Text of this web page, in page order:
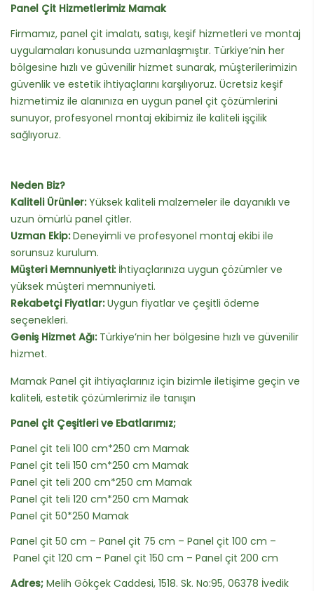
Panel Çit Hizmetlerimiz Mamak
Firmamız, panel çit imalatı, satışı, keşif hizmetleri ve montaj
uygulamaları konusunda uzmanlaşmıştır. Türkiye’nin her
bölgesine hızlı ve güvenilir hizmet sunarak, müşterilerimizin
güvenlik ve estetik ihtiyaçlarını karşılıyoruz. Ücretsiz keşif
hizmetimiz ile alanınıza en uygun panel çit çözümlerini
sunuyor, profesyonel montaj ekibimiz ile kaliteli işçilik
sağlıyoruz.
Neden Biz?
Kaliteli Ürünler:Yüksek kaliteli malzemeler ile dayanıklı ve
uzun ömürlü panel çitler.
Uzman Ekip:Deneyimli ve profesyonel montaj ekibi ile
sorunsuz kurulum.
Müşteri Memnuniyeti:İhtiyaçlarınıza uygun çözümler ve
yüksek müşteri memnuniyeti.
Rekabetçi Fiyatlar:Uygun fiyatlar ve çeşitli ödeme
seçenekleri.
Geniş Hizmet Ağı:Türkiye’nin her bölgesine hızlı ve güvenilir
hizmet.
Mamak Panel çit ihtiyaçlarınız için bizimle iletişime geçin ve
kaliteli, estetik çözümlerimiz ile tanışın
Panel çit Çeşitleri ve Ebatlarımız;
Panel çit teli 100 cm*250 cm Mamak
Panel çit teli 150 cm*250 cm Mamak
Panel çit teli 200 cm*250 cm Mamak
Panel çit teli 120 cm*250 cm Mamak
Panel çit 50*250 Mamak
Panel çit 50 cm – Panel çit 75 cm – Panel çit 100 cm –
Panel çit 120 cm – Panel çit 150 cm – Panel çit 200 cm
Adres; Melih Gökçek Caddesi, 1518. Sk. No:95, 06378 İvedik